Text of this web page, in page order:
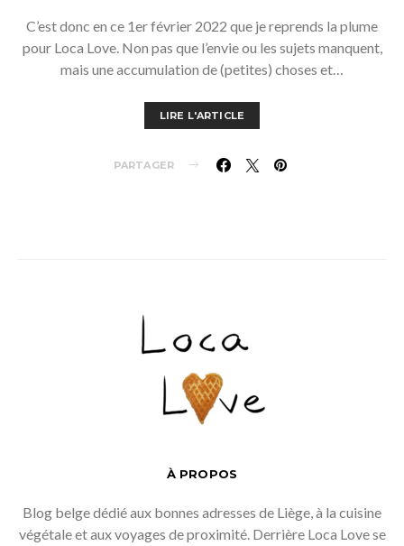
C’est donc en ce 1er février 2022 que je reprends la plume
pour Loca Love. Non pas que l’envie ou les sujets manquent,
mais une accumulation de (petites) choses et…
LIRE L'ARTICLE
PARTAGER
À PROPOS
Blog belge dédié aux bonnes adresses de Liège, à la cuisine
végétale et aux voyages de proximité. Derrière Loca Love se